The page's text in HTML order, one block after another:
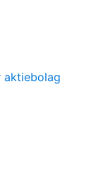
aktiebolag